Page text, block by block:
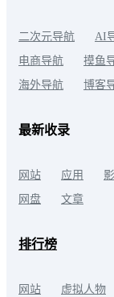
二次元导航 AI
电商导航
摸鱼
海外导航
博客
最新收录
网站 应用
网盘
文章
排行榜
网站 虚拟人物